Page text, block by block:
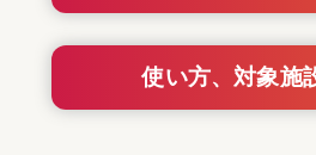
使い方、対象施